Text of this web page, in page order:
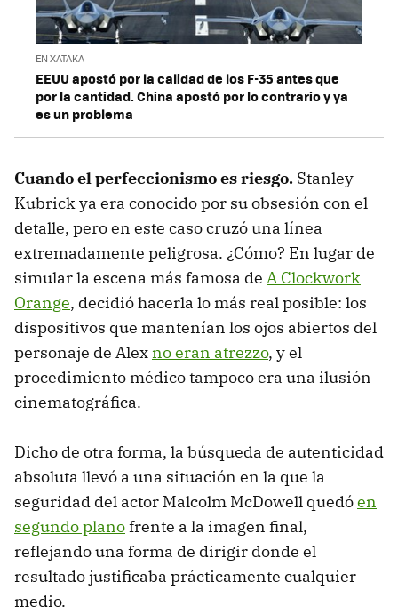
EN XATAKA
EEUU apostó por la calidad de los F-35 antes que
por la cantidad. China apostó por lo contrario y ya
es un problema
Cuando el perfeccionismo es riesgo. Stanley
Kubrick ya era conocido por su obsesión con el
detalle, pero en este caso cruzó una línea
extremadamente peligrosa. ¿Cómo? En lugar de
simular la escena más famosa de A Clockwork
Orange, decidió hacerla lo más real posible: los
dispositivos que mantenían los ojos abiertos del
personaje de Alexno eran atrezzo, y el
procedimiento médico tampoco era una ilusión
cinematográfica.
Dicho de otra forma, la búsqueda de autenticidad
absoluta llevó a una situación en la que la
seguridad del actor Malcolm McDowell quedóen
segundo planofrente a la imagen final,
reflejando una forma de dirigir donde el
resultado justificaba prácticamente cualquier
medio.